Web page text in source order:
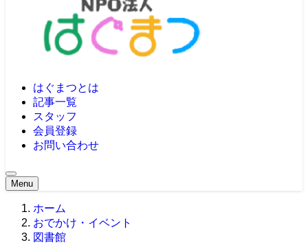
はぐまつとは
記事一覧
スタッフ
会員登録
お問い合わせ
Menu
ホーム
おでかけ・イベント
図書館